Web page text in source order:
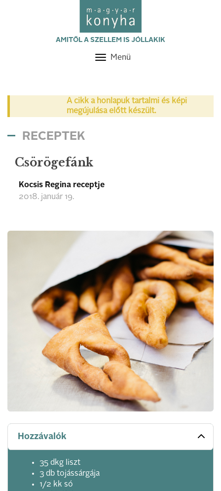
AMITŐL A SZELLEM IS JÓLLAKIK
Toggle
Menü
A cikk a honlapuk tartalmi és képi
megújulása előtt készült.
RECEPTEK
Csörögefánk
Kocsis Regina receptje
2018. január 19.
Hozzávalók
35 dkg liszt
3 db tojássárgája
1/2 kk só